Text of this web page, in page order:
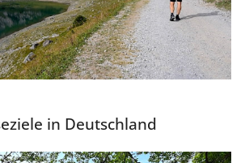
in Deutschland